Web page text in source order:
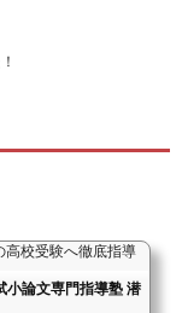
高校受験へ徹底指導
小論文専門指導塾 潜